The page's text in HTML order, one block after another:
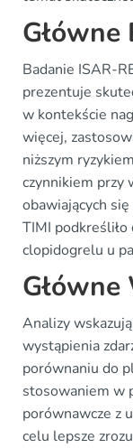
Badanie ISAR-
prezentuje
w kontekście
więcej,
niższym
czynnikiem przy
obawiających
TIMI
clopidogrelu u
Analizy
wystąpienia
porównaniu do
stosowaniem w
porównawcze z
celu lepsze